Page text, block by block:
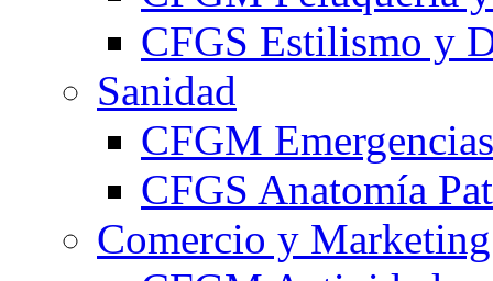
CFGS Estilismo y
Sanidad
CFGM
CFGS Anatomía
Comercio y Marketing